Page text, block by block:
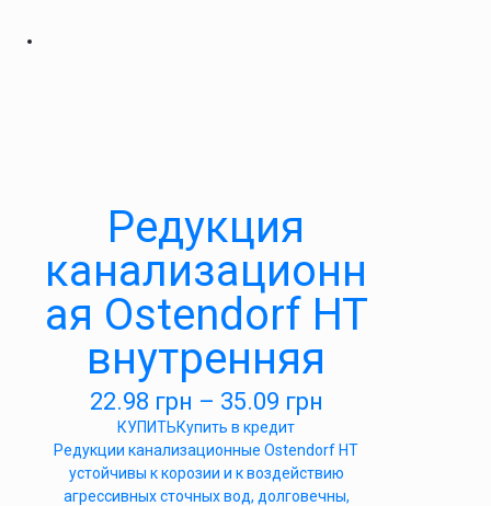
Редукция
канализационн
ая Ostendorf HT
внутренняя
22.98 грн – 35.09 грн
КУПИТЬКупить в кредит
Редукции канализационные Ostendorf HT
устойчивы к корозии и к воздействию
агрессивных сточных вод, долговечны,